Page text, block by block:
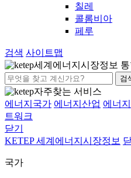
칠레
콜롬비아
페루
검색 사이트맵
세계에너지시장정보
검
자주찾는 서비스
에너지국가 에너지산업 에너
트워크
닫기
KETEP 세계에너지시장정보
국가